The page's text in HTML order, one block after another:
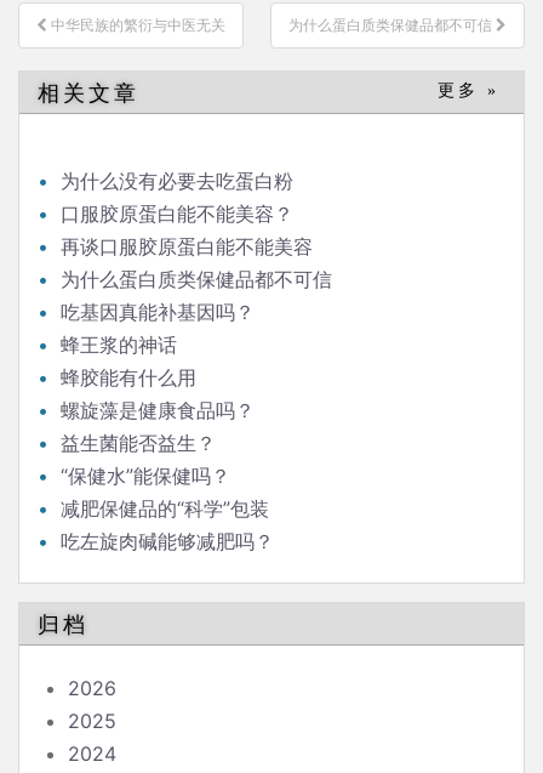
文
章
导
航
中华民族的繁衍与中医无关 为什么蛋白质类保健品都不可信
相关文章 更多 »
为什么没有必要去吃蛋白粉
口服胶原蛋白能不能美容？
再谈口服胶原蛋白能不能美容
为什么蛋白质类保健品都不可信
吃基因真能补基因吗？
蜂王浆的神话
蜂胶能有什么用
螺旋藻是健康食品吗？
益生菌能否益生？
“保健水”能保健吗？
减肥保健品的“科学”包装
吃左旋肉碱能够减肥吗？
归档
2026
2025
2024